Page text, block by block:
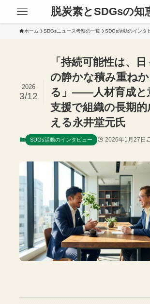
脱炭素とSDGsの知
ホーム SDGsニュース考察の一覧 SDGs活動のインタ
「持続可能性は、
の静かな積み重ね
る」——人材育成と
支援で組織の長期的
える永井堂元氏
2026
3/12
SDGs活動のインタビュー 2026年1月27日